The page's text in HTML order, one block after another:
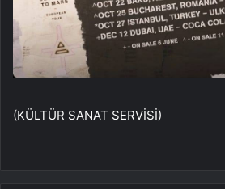
(KÜLTÜR SANAT SERVİSİ)